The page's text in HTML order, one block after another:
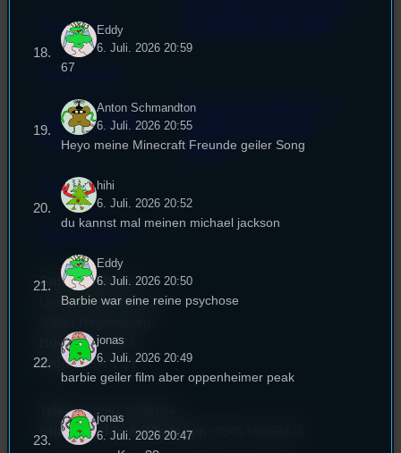
Impressum
Datenschutz
Cookie-Richtlinie
(EU)
Empfang
Powered by Airtime.pro –
Start your own radio
station!
Studentenfunk
Universitätsstraße 31
Büro:PT 4.0.73
Studio:SH 1.39
Telefon:0941 9435784
Studio Call-In & WhatsApp:
Eddy
6. Juli. 2026 20:59
67
Anton Schmandton
6. Juli. 2026 20:55
Heyo meine Minecraft Freunde geiler Song
hihi
6. Juli. 2026 20:52
du kannst mal meinen michael jackson
Eddy
6. Juli. 2026 20:50
Barbie war eine reine psychose
jonas
6. Juli. 2026 20:49
barbie geiler film aber oppenheimer peak
jonas
6. Juli. 2026 20:47